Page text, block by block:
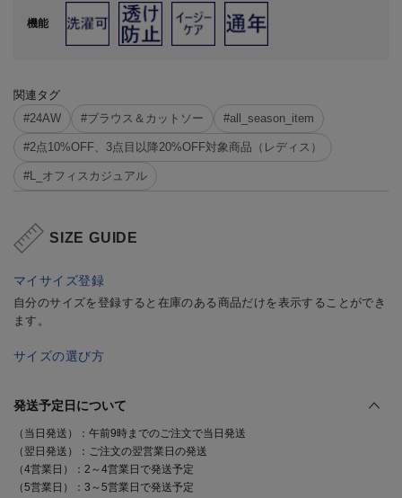
機能
関連タグ
#24AW
#ブラウス＆カットソー #all_season_item
#2点10%OFF、3点目以降20%OFF対象商品（レディス）
#L_オフィスカジュアル
SIZE GUIDE
マイサイズ登録
自分のサイズを登録すると在庫のある商品だけを表示することができ
ます。
サイズの選び方
発送予定日について
（当日発送）：午前9時までのご注文で当日発送
（翌日発送）：ご注文の翌営業日の発送
（4営業日）：2～4営業日で発送予定
（5営業日）：3～5営業日で発送予定